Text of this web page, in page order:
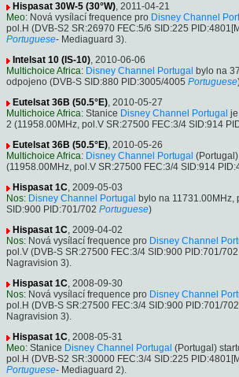
Hispasat 30W-5 (30°W), 2011-04-21
Meo: Nová vysílací frequence pro Disney Channel
pol.H (DVB-S2 SR:26970 FEC:5/6 SID:225
Portuguese- Mediaguard 3).
Intelsat 10 (IS-10), 2010-06-06
Multichoice Africa: Disney Channel Portugal bylo na
odpojeno (DVB-S SID:880 PID:3005/4005 Portuguese
Eutelsat 36B (50.5°E), 2010-05-27
Multichoice Africa: Stanice Disney Channel Portugal
2 (11958.00MHz, pol.V SR:27500 FEC:3/4 SID:914
Eutelsat 36B (50.5°E), 2010-05-26
Multichoice Africa: Disney Channel Portugal
(11958.00MHz, pol.V SR:27500 FEC:3/4 SID:914
Hispasat 1C, 2009-05-03
Nos: Disney Channel Portugal bylo na 11731.00MHz,
SID:900 PID:701/702 Portuguese)
Hispasat 1C, 2009-04-02
Nos: Nová vysílací frequence pro Disney Channel
pol.V (DVB-S SR:27500 FEC:3/4 SID:900 PID:701/702
Nagravision 3).
Hispasat 1C, 2008-09-30
Nos: Nová vysílací frequence pro Disney Channel
pol.H (DVB-S SR:27500 FEC:3/4 SID:900 PID:701/702
Nagravision 3).
Hispasat 1C, 2008-05-31
Meo: Stanice Disney Channel Portugal (Portugal)
pol.H (DVB-S2 SR:30000 FEC:3/4 SID:225
Portuguese- Mediaguard 2).